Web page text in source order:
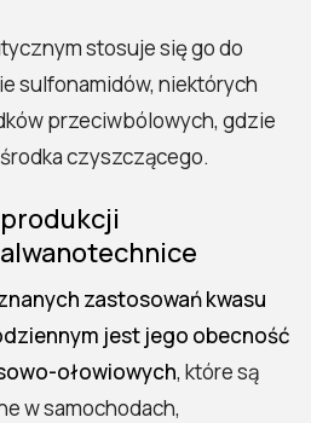
stosuje się go do
sulfonamidów, niektórych
przeciwbólowych, gdzie
czyszczącego.
zastosowań kwasu
jest jego obecność
ołowiowych, które są
w samochodach,